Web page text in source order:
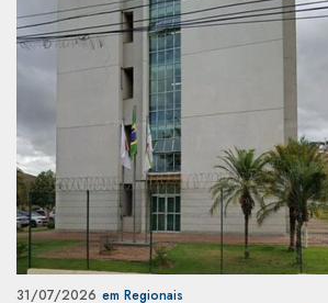
31/07/2026 em Regionais